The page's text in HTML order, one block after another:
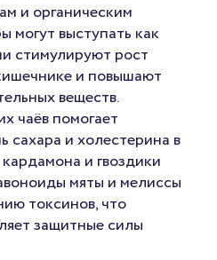
и органическим
могут выступать как
стимулируют рост
и повышают
веществ.
чаёв помогает
сахара и холестерина в
и гвоздики
мяты и мелиссы
токсинов, что
защитные силы